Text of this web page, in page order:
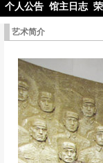
个人公告 馆主日志
艺术简介